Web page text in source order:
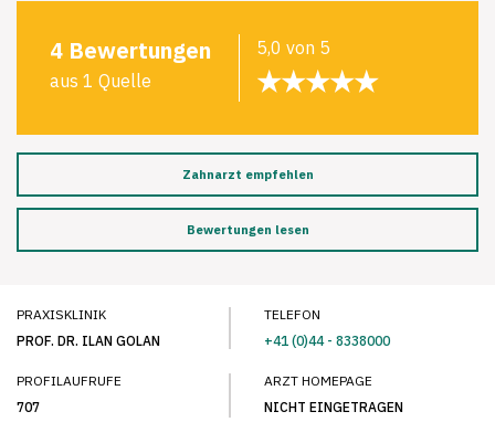
4 Bewertungen
aus 1 Quelle
5,0 von 5
★★★★★
Zahnarzt empfehlen
Bewertungen lesen
PRAXISKLINIK
PROF. DR. ILAN GOLAN
TELEFON
+41 (0)44 - 8338000
PROFILAUFRUFE
707
ARZT HOMEPAGE
NICHT EINGETRAGEN